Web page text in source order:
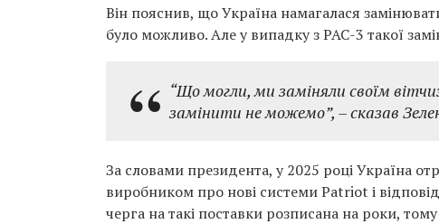
Він пояснив, що Україна намагалася
було можливо. Але у випадку з PAC-3 такої
“Що могли, ми заміняли своїм
замінити не можемо”, – сказав
За словами президента, у 2025 році Україна
виробником про нові системи Patriot і
черга на такі поставки розписана на роки,